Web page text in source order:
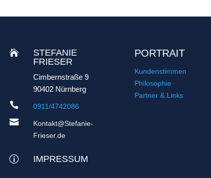

STEFANIE
FRIESER
Cimbernstraße 9
90402 Nürnberg
 0911/4742086

Kontakt@Stefanie-
Frieser.de
p IMPRESSUM
PORTRAIT
Kundenstimmen
Philosophie
Partner & Links